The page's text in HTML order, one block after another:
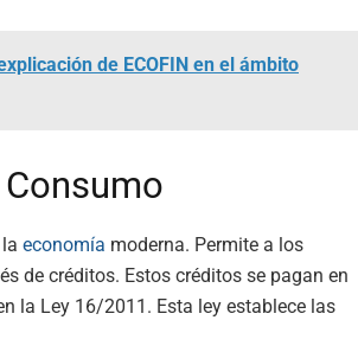
de ECOFIN en el ámbito
economía moderna. Permite a los
de créditos. Estos créditos se pagan en
la Ley 16/2011. Esta ley establece las